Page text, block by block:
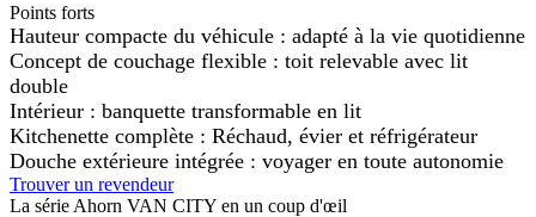
Points forts
Hauteur compacte du véhicule : adapté à la vie quotidienne
Concept de couchage flexible : toit relevable avec lit
double
Intérieur : banquette transformable en lit
Kitchenette complète : Réchaud, évier et réfrigérateur
Douche extérieure intégrée : voyager en toute autonomie
Trouver un revendeur
La série Ahorn VAN CITY en un coup d'œil